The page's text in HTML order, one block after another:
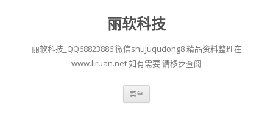
丽软科技
丽软科技_QQ68823886 微信shujuqudong8 精品资料整理在
www.liruan.net 如有需要 请移步查阅
菜单